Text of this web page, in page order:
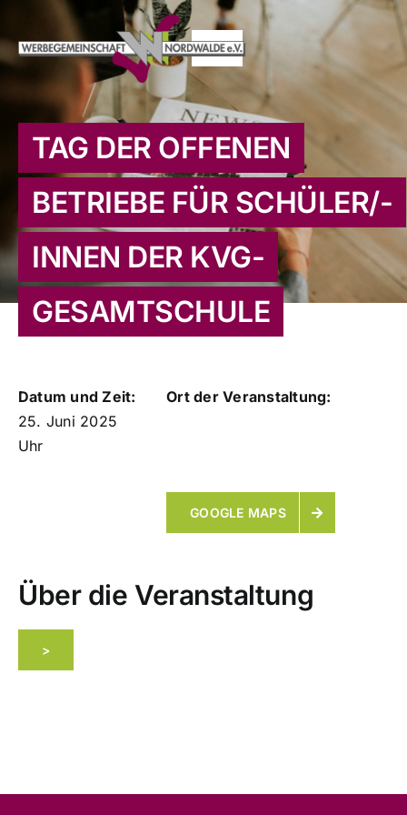
Inhalt
springen
Toggle
Navigation
HOME
AKTUELLES
VERANSTALTUNGEN
TERMINE
ORTSMARKETING
MITGLIEDER
KONTAKT
TAG DER OFFENEN
BETRIEBE FÜR SCHÜLER/-
INNEN DER KVG-
GESAMTSCHULE
Datum und Zeit:
25. Juni 2025
Uhr
Ort der Veranstaltung:
GOOGLE MAPS
Über die Veranstaltung
>